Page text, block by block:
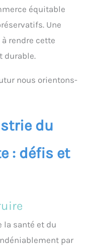
équitable
Une
rendre cette
durable.
nous orientons-
du
: défis et
la santé et du
par